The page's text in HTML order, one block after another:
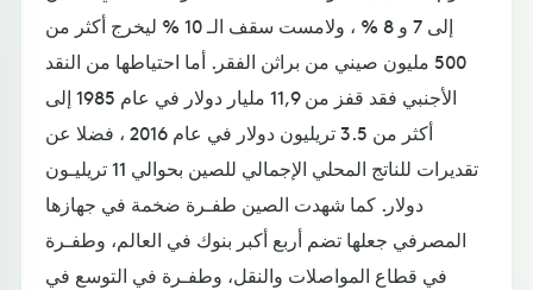
إلى 7 و 8 % ، ولامست سقف الـ 10 % ليخرج أكثر من
500 مليون صيني من براثن الفقر. أما احتياطها من النقد
الأجنبي فقد قفز من 11,9 مليار دولار في عام 1985 إلى
أكثر من 3.5 تريليون دولار في عام 2016 ، فضلا عن
تقديرات للناتج المحلي الإجمالي للصين بحوالي 11 تريليـون
دولار. كما شهدت الصين طفـرة ضخمة في جهازها
المصرفي جعلها تضم أربع أكبر بنوك في العالم، وطفـرة
في قطاع المواصلات والنقل، وطفـرة في التوسع في